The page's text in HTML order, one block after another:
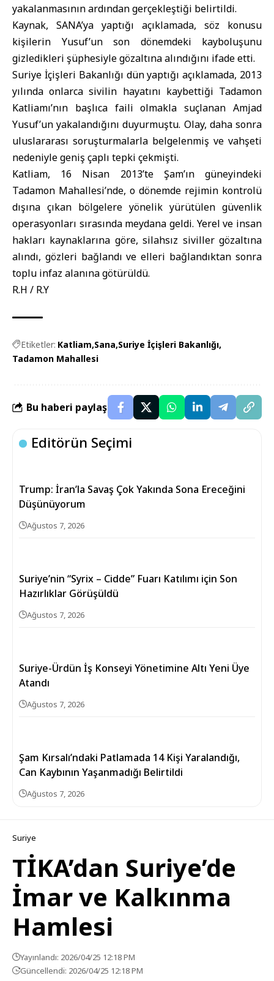
yakalanmasının ardından gerçekleştiği belirtildi.
Kaynak, SANA’ya yaptığı açıklamada, söz konusu
kişilerin Yusuf’un son dönemdeki kayboluşunu
gizledikleri şüphesiyle gözaltına alındığını ifade etti.
Suriye İçişleri Bakanlığı dün yaptığı açıklamada, 2013
yılında onlarca sivilin hayatını kaybettiği Tadamon
Katliamı’nın başlıca faili olmakla suçlanan Amjad
Yusuf’un yakalandığını duyurmuştu. Olay, daha sonra
uluslararası soruşturmalarla belgelenmiş ve vahşeti
nedeniyle geniş çaplı tepki çekmişti.
Katliam, 16 Nisan 2013’te Şam’ın güneyindeki
Tadamon Mahallesi’nde, o dönemde rejimin kontrolü
dışına çıkan bölgelere yönelik yürütülen güvenlik
operasyonları sırasında meydana geldi. Yerel ve insan
hakları kaynaklarına göre, silahsız siviller gözaltına
alındı, gözleri bağlandı ve elleri bağlandıktan sonra
toplu infaz alanına götürüldü.
R.H / R.Y
Etiketler: Katliam Sana Suriye İçişleri Bakanlığı
Tadamon Mahallesi
Bu haberi paylaş
Editörün Seçimi
Trump: İran’la Savaş Çok Yakında Sona Ereceğini
Düşünüyorum
Ağustos 7, 2026
Suriye’nin “Syrix – Cidde” Fuarı Katılımı için Son
Hazırlıklar Görüşüldü
Ağustos 7, 2026
Suriye-Ürdün İş Konseyi Yönetimine Altı Yeni Üye
Atandı
Ağustos 7, 2026
Şam Kırsalı’ndaki Patlamada 14 Kişi Yaralandığı,
Can Kaybının Yaşanmadığı Belirtildi
Ağustos 7, 2026
Suriye
TİKA’dan Suriye’de
İmar ve Kalkınma
Hamlesi
Yayınlandı: 2026/04/25 12:18 PM
Güncellendi: 2026/04/25 12:18 PM